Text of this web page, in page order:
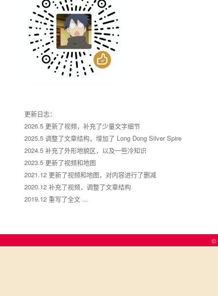
更新日志：
2026.5 更新了视频，补充了少量文字细节
2025.5 调整了文章结构，增加了 Long Dong Silver Spire
2024.5 补充了外形地貌区，以及一些冷知识
2023.5 更新了视频和地图
2021.12 更新了视频和地图，对内容进行了删减
2020.12 补充了视频，调整了文章结构
2019.12 重写了全文 ...
©